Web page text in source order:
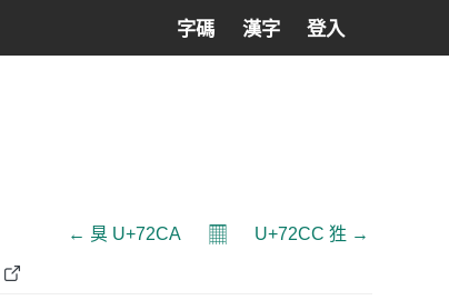
字碼 漢字 登入
← 狊 U+72CA 𝄜 U+72CC 狌 →